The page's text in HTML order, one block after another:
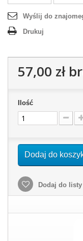
Wyślij do
Drukuj
57,00 zł
Ilość
Dodaj do
Dodaj do